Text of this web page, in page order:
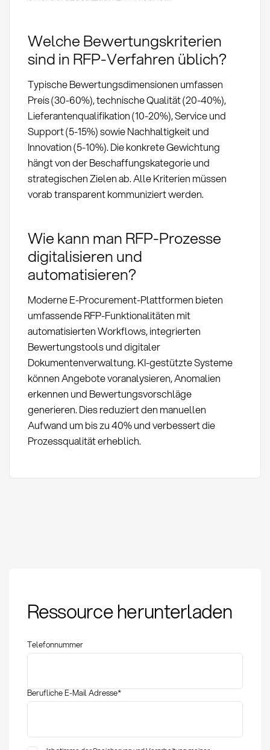
Welche Bewertungskriterien
sind in RFP-Verfahren üblich?
Typische Bewertungsdimensionen umfassen
Preis (30-60%), technische Qualität (20-40%),
Lieferantenqualifikation (10-20%), Service und
Support (5-15%) sowie Nachhaltigkeit und
Innovation (5-10%). Die konkrete Gewichtung
hängt von der Beschaffungskategorie und
strategischen Zielen ab. Alle Kriterien müssen
vorab transparent kommuniziert werden.
Wie kann man RFP-Prozesse
digitalisieren und
automatisieren?
Moderne E-Procurement-Plattformen bieten
umfassende RFP-Funktionalitäten mit
automatisierten Workflows, integrierten
Bewertungstools und digitaler
Dokumentenverwaltung. KI-gestützte Systeme
können Angebote voranalysieren, Anomalien
erkennen und Bewertungsvorschläge
generieren. Dies reduziert den manuellen
Aufwand um bis zu 40% und verbessert die
Prozessqualität erheblich.
(RFP): Definition,
Ablauf und Best
Ressource herunterladen
Telefonnummer
Berufliche E-Mail Adresse*